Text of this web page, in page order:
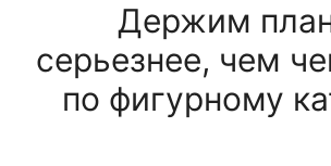
Держим
серьезнее, чем
по фигурному